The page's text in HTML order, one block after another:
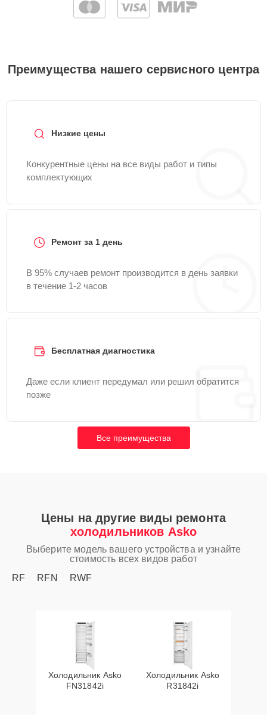
Преимущества нашего сервисного центра
Низкие цены
Конкурентные цены на все виды работ и типы
комплектующих
Ремонт за 1 день
В 95% случаев ремонт производится в день заявки
в течение 1-2 часов
Бесплатная диагностика
Даже если клиент передумал или решил обратится
позже
Все преимущества
Цены на другие виды ремонта
холодильников Asko
Выберите модель вашего устройства и узнайте
стоимость всех видов работ
RF
RFN RWF
Холодильник Asko
FN31842i
Холодильник Asko
R31842i